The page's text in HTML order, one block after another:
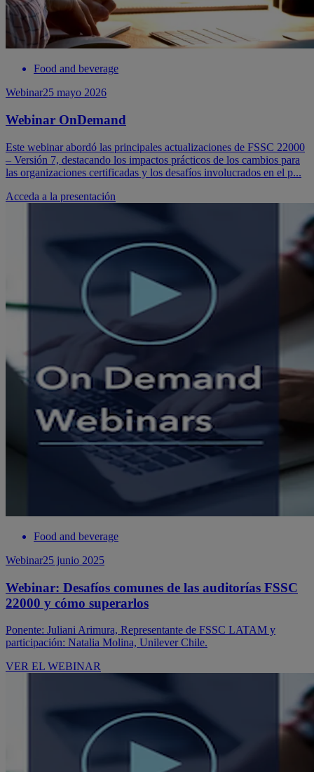
Food and beverage
Webinar25 mayo 2026
Webinar OnDemand
Este webinar abordó las principales actualizaciones de FSSC 22000
– Versión 7, destacando los impactos prácticos de los cambios para
las organizaciones certificadas y los desafíos involucrados en el p...
Acceda a la presentación
Food and beverage
Webinar25 junio 2025
Webinar: Desafíos comunes de las auditorías FSSC
22000 y cómo superarlos
Ponente: Juliani Arimura, Representante de FSSC LATAM y
participación: Natalia Molina, Unilever Chile.
VER EL WEBINAR